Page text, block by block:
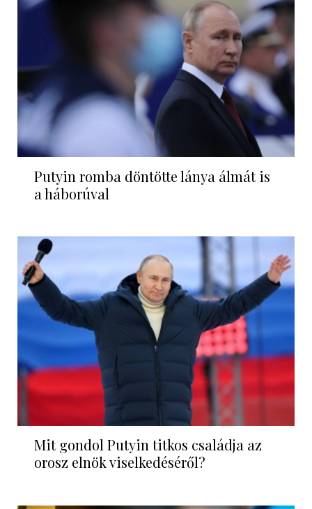
Putyin romba döntötte lánya álmát is
a háborúval
Mit gondol Putyin titkos családja az
orosz elnök viselkedéséről?